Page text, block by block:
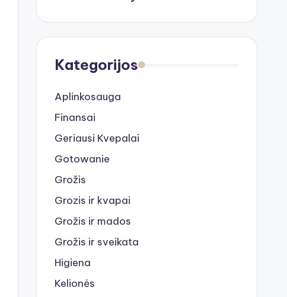
Kategorijos
Aplinkosauga
Finansai
Geriausi Kvepalai
Gotowanie
Grožis
Grozis ir kvapai
Grožis ir mados
Grožis ir sveikata
Higiena
Kelionės